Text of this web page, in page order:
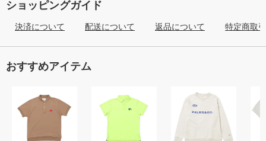
ショッピングガイド
決済について 配送について 返品について 特定商取
おすすめアイテム